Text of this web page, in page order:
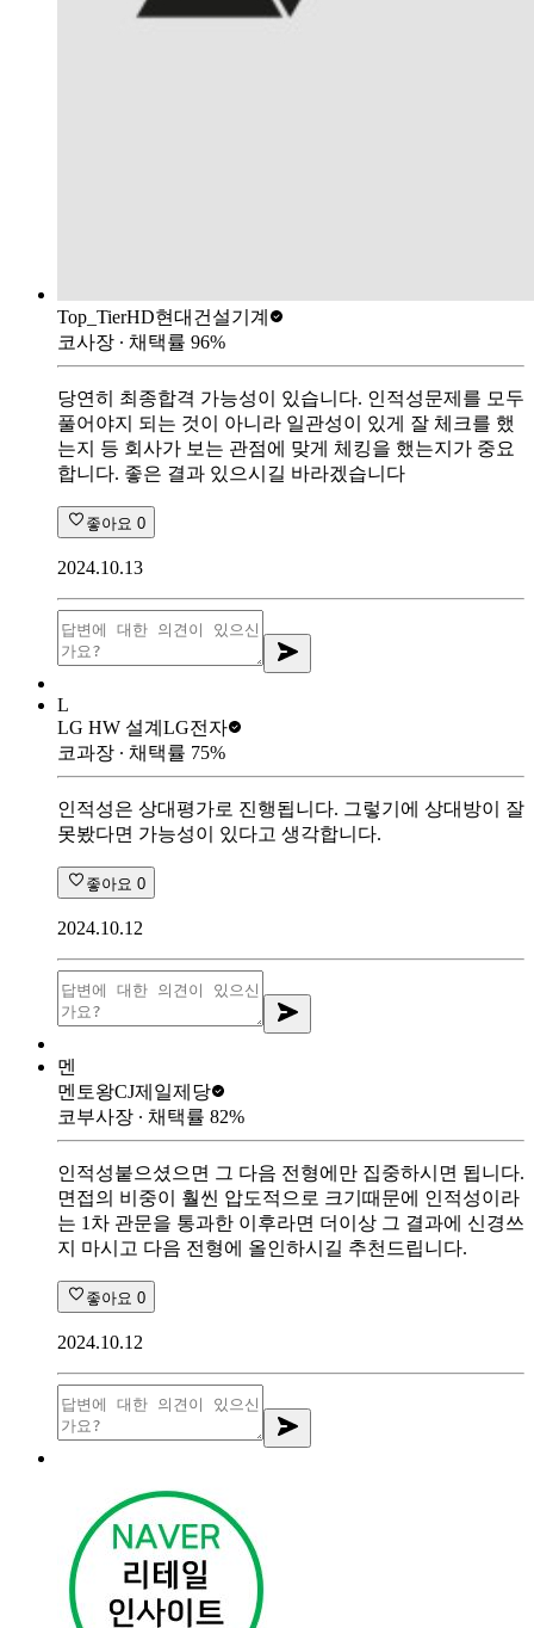
Top_TierHD현대건설기계
코사장 ∙ 채택률 96%
당연히 최종합격 가능성이 있습니다. 인적성문제를 모두
풀어야지 되는 것이 아니라 일관성이 있게 잘 체크를 했
는지 등 회사가 보는 관점에 맞게 체킹을 했는지가 중요
합니다. 좋은 결과 있으시길 바라겠습니다
좋아요 0
2024.10.13
L
LG HW 설계 LG전자
코과장 ∙ 채택률 75%
인적성은 상대평가로 진행됩니다. 그렇기에 상대방이 잘
못봤다면 가능성이 있다고 생각합니다.
좋아요 0
2024.10.12
멘
멘토왕CJ제일제당
코부사장 ∙ 채택률 82%
인적성붙으셨으면 그 다음 전형에만 집중하시면 됩니다.
면접의 비중이 훨씬 압도적으로 크기때문에 인적성이라
는 1차 관문을 통과한 이후라면 더이상 그 결과에 신경쓰
지 마시고 다음 전형에 올인하시길 추천드립니다.
좋아요 0
2024.10.12